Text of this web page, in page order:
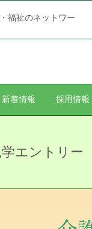
福祉のネットワー
新着情報 採用情報
エントリー